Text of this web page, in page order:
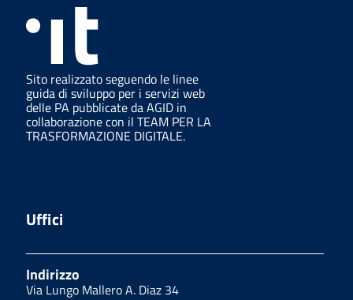
Sito realizzato seguendo le linee
guida di sviluppo per i servizi web
delle PA pubblicate da AGID in
collaborazione con il TEAM PER LA
TRASFORMAZIONE DIGITALE.
Uffici
Indirizzo
Via Lungo Mallero A. Diaz 34